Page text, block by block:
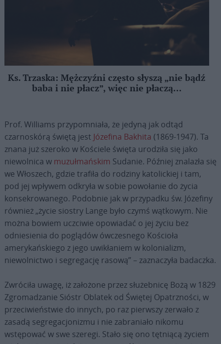
Ks. Trzaska: Mężczyźni często słyszą „nie bądź
baba i nie płacz”, więc nie płaczą…
Prof. Williams przypomniała, że jedyną jak odtąd
czarnoskórą świętą jest Józefina Bakhita (1869-1947). Ta
znana już szeroko w Kościele święta urodziła się jako
niewolnica w muzułmańskim Sudanie. Później znalazła się
we Włoszech, gdzie trafiła do rodziny katolickiej i tam,
pod jej wpływem odkryła w sobie powołanie do życia
konsekrowanego. Podobnie jak w przypadku św. Józefiny
również „życie siostry Lange było czymś wątkowym. Nie
można bowiem uczciwie opowiadać o jej życiu bez
odniesienia do poglądów ówczesnego Kościoła
amerykańskiego z jego uwikłaniem w kolonializm,
niewolnictwo i segregację rasową” – zaznaczyła badaczka.
Zwróciła uwagę, iż założone przez służebnicę Bożą w 1829
Zgromadzanie Sióstr Oblatek od Świętej Opatrzności, w
przeciwieństwie do innych, po raz pierwszy zerwało z
zasadą segregacjonizmu i nie zabraniało nikomu
wstępować w swe szeregi. Stało się ono tętniącą życiem